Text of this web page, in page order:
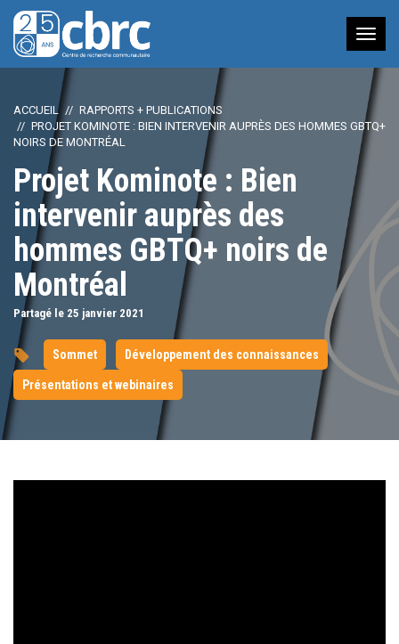
à
ACCUEIL
RAPPORTS + PUBLICATIONS
PROJET KOMINOTE : BIEN INTERVENIR AUPRÈS DES HOMMES GBTQ+
NOIRS DE MONTRÉAL
Projet Kominote : Bien
intervenir auprès des
hommes GBTQ+ noirs de
Montréal
Partagé le 25 janvier 2021
Sommet Développement des connaissances
Présentations et webinaires